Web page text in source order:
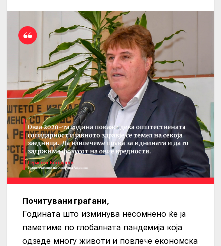
Почитувани граѓани,
Годината што изминува несомнено ќе ја
паметиме по глобалната пандемија која
одзеде многу животи и повлече економска